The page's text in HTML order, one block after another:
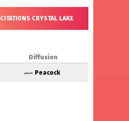
CITATIONS CRYSTAL LAKE
Diffusion
Peacock